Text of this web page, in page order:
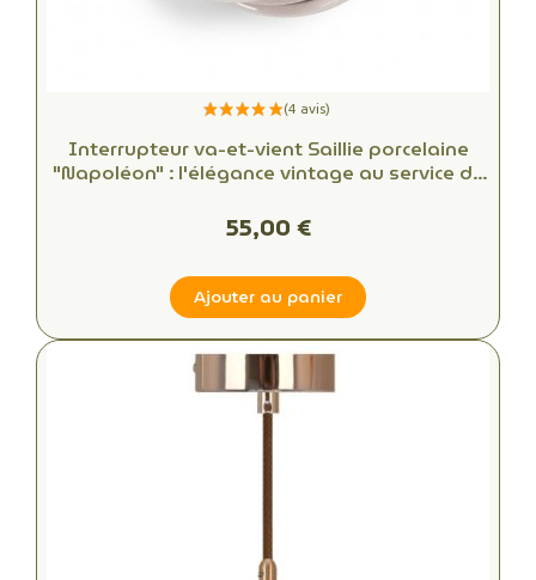
Interrupteur va-et-vient Saillie porcelaine
"Napoléon" : l'élégance vintage au service de
55,00 €
Ajouter au panier